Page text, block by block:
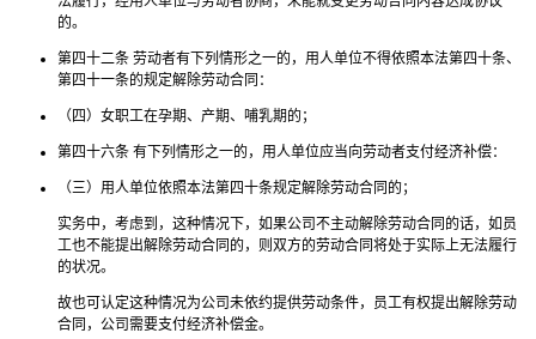
的。
第四十二条 劳动者有下列情形之一的，用人单位不得依照本法第四十条、
第四十一条的规定解除劳动合同：
（四）女职工在孕期、产期、哺乳期的；
第四十六条 有下列情形之一的，用人单位应当向劳动者支付经济补偿：
（三）用人单位依照本法第四十条规定解除劳动合同的；
实务中，考虑到，这种情况下，如果公司不主动解除劳动合同的话，如员
工也不能提出解除劳动合同的，则双方的劳动合同将处于实际上无法履行
的状况。
故也可认定这种情况为公司未依约提供劳动条件，员工有权提出解除劳动
合同，公司需要支付经济补偿金。